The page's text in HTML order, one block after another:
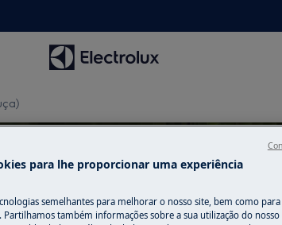
para lhe proporcionar uma experiência
semelhantes para melhorar o nosso site, bem como
também informações sobre a sua utilização do nosso